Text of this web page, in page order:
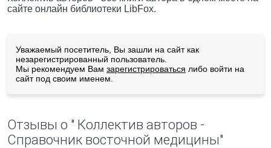
сайте онлайн библиотеки LibFox.
Уважаемый посетитель, Вы зашли на сайт как
незарегистрированный пользователь.
Мы рекомендуем Вам зарегистрироваться либо войти на
сайт под своим именем.
Отзывы о " Коллектив авторов -
Справочник восточной медицины"